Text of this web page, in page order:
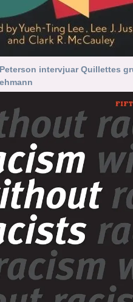
intervjuar Quillettes